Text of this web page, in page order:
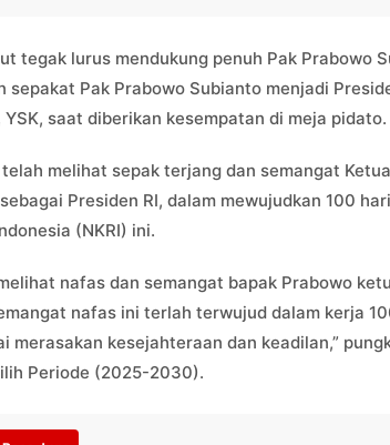
tegak lurus mendukung penuh Pak Prabowo
sepakat Pak Prabowo Subianto menjadi
YSK, saat diberikan kesempatan di meja pidato.
melihat sepak terjang dan semangat
Presiden RI, dalam mewujudkan 100
(NKRI) ini.
nafas dan semangat bapak Prabowo
nafas ini terlah terwujud dalam kerja
merasakan kesejahteraan dan keadilan,”
Periode (2025-2030).